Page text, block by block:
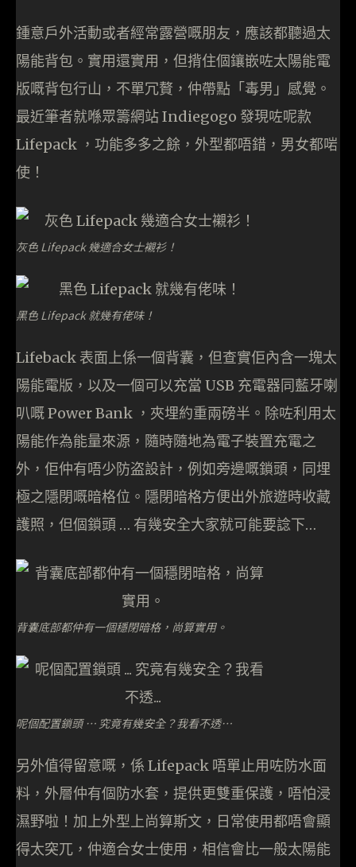
鍾意戶外活動或者經常露營嘅朋友，應該都聽過太
陽能背包。實用還實用，但揹住個鑲嵌咗太陽能電
版嘅背包行山，不單冗贅，仲帶點「毒男」感覺。
最近筆者就喺眾籌網站 Indiegogo 發現咗呢款
Lifepack ，功能多多之餘，外型都唔錯，男女都啱
使！
灰色 Lifepack 幾適合女士襯衫！
黑色 Lifepack 就幾有佬味！
Lifeback 表面上係一個背囊，但查實佢內含一塊太
陽能電版，以及一個可以充當 USB 充電器同藍牙喇
叭嘅 Power Bank ，夾埋約重兩磅半。除咗利用太
陽能作為能量來源，隨時隨地為電子裝置充電之
外，佢仲有唔少防盗設計，例如旁邊嘅鎖頭，同埋
極之隱閉嘅暗格位。隱閉暗格方便出外旅遊時收藏
護照，但個鎖頭 … 有幾安全大家就可能要諗下…
背囊底部都仲有一個穩閉暗格，尚算實用。
呢個配置鎖頭 … 究竟有幾安全？我看不透…
另外值得留意嘅，係 Lifepack 唔單止用咗防水面
料，外層仲有個防水套，提供更雙重保護，唔怕浸
濕野啦！加上外型上尚算斯文，日常使用都唔會顯
得太突兀，仲適合女士使用，相信會比一般太陽能